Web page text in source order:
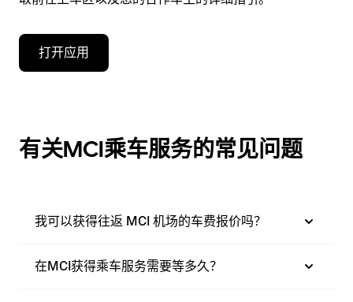
打开应用
有关MCI乘车服务的常见问题
我可以获得往返 MCI 机场的车费报价吗？
在MCI获得乘车服务需要等多久？